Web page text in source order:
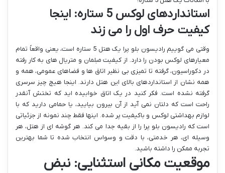
استانداردهای لوکس 5 ستاره: اینجا
کیفیت حرف اول را می زند
وقتی می گوییم رادیسون بلو پرا یک هتل 5 ستاره است، یعنی واقعاً تمام
معیارهای لوکس بودن را دارد. از کیفیت مبلمان و متریال های به کار رفته
در دکوراسیون، گرفته تا تمیزی بی نظیر اتاق ها و فضاهای عمومی، همه و
همه نشان از استانداردهای بالای این هتل دارند. اینجا هیچ چیز سرسری
گرفته نشده است. فکر کنید در یک اتاق خوابیده اید که تختش آنقدر
راحت است که دلتان نمی آید از آن بیرون بیایید، یا حمامی دارید که با
لوازم بهداشتی لوکس و باکیفیت پر شده. اینها فقط چند نمونه از جزئیاتی
است که رادیسون بلو پرا را از بقیه جدا می کند. هر گوشه ای از هتل، هر
وسیله ای، هر خدمتی، با دقت و وسواس انتخاب شده تا شما بهترین
تجربه ممکن را داشته باشید.
موقعیت مکانی استثنایی: نبض